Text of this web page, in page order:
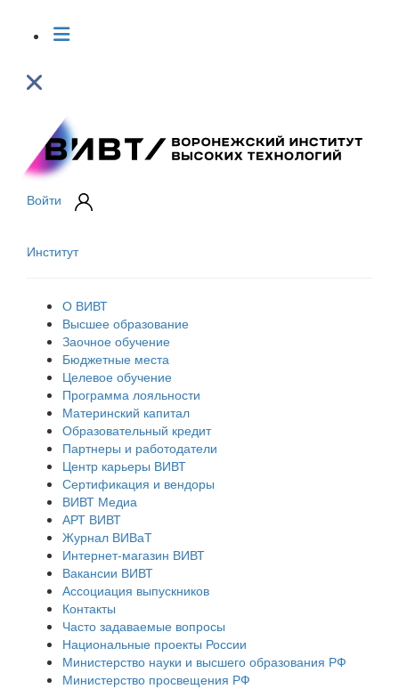
Войти
Институт
О ВИВТ
Высшее образование
Заочное обучение
Бюджетные места
Целевое обучение
Программа лояльности
Материнский капитал
Образовательный кредит
Партнеры и работодатели
Центр карьеры ВИВТ
Сертификация и вендоры
ВИВТ Медиа
АРТ ВИВТ
Журнал ВИВаТ
Интернет-магазин ВИВТ
Вакансии ВИВТ
Ассоциация выпускников
Контакты
Часто задаваемые вопросы
Национальные проекты России
Министерство науки и высшего образования РФ
Министерство просвещения РФ